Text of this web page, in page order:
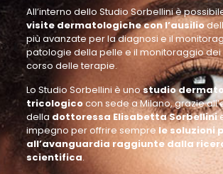
All’interno dello Studio Sorbellini è
visite dermatologiche con l’ausilio
più avanzate per la diagnosi e il
patologie della pelle e il monitoraggio dei
corso delle terapie.
Lo Studio Sorbellini è unostudio
tricologicocon sede a Milano, grazie
della dottoressa Elisabetta Sorbellini
impegno per offrire sempre le soluzioni
all’avanguardia raggiunte dalla
scientifica.